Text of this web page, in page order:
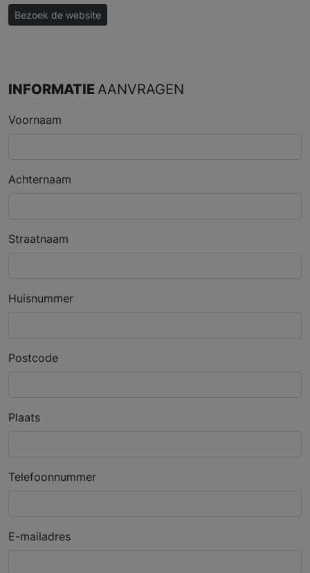
Bezoek de website
INFORMATIEAANVRAGEN
Voornaam
Achternaam
Straatnaam
Huisnummer
Postcode
Plaats
Telefoonnummer
E-mailadres